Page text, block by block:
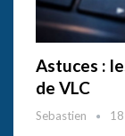
Astuces :
de VLC
Sebastien